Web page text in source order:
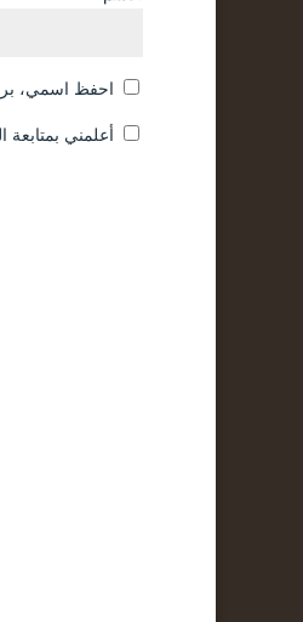
احفظ اسمي،
أعلمني بمتابعة